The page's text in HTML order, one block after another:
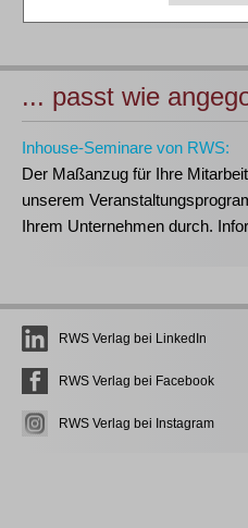
... passt wie
Inhouse-Seminare von RWS:
Der Maßanzug für Ihre
unserem
Ihrem Unternehmen durch.
RWS Verlag bei LinkedIn
RWS Verlag bei Facebook
RWS Verlag bei Instagram